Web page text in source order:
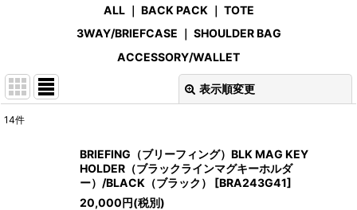
ALL｜ BACK PACK｜ TOTE
3WAY/BRIEFCASE
SHOULDER BAG
ACCESSORY/WALLET
表示順変更
14件
BRIEFING（ブリーフィング）BLK MAG KEY
HOLDER（ブラックラインマグキーホルダ
ー）/BLACK（ブラック）
[BRA243G41]
20,000円(税別)